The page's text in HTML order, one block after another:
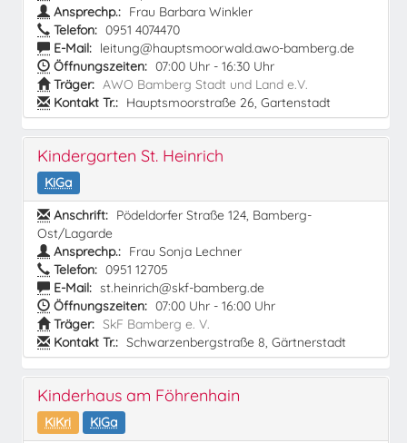
Ansprechp.: Frau Barbara Winkler
Telefon: 0951 4074470
E-Mail: leitung@hauptsmoorwald.awo-bamberg.de
Öffnungszeiten: 07:00 Uhr - 16:30 Uhr
Träger: AWO Bamberg Stadt und Land e.V.
Kontakt Tr.: Hauptsmoorstraße 26, Gartenstadt
Kindergarten St. Heinrich
KiGa
Anschrift: Pödeldorfer Straße 124, Bamberg-
Ost/Lagarde
Ansprechp.: Frau Sonja Lechner
Telefon: 0951 12705
E-Mail: st.heinrich@skf-bamberg.de
Öffnungszeiten: 07:00 Uhr - 16:00 Uhr
Träger: SkF Bamberg e. V.
Kontakt Tr.: Schwarzenbergstraße 8, Gärtnerstadt
Kinderhaus am Föhrenhain
KiKri
KiGa